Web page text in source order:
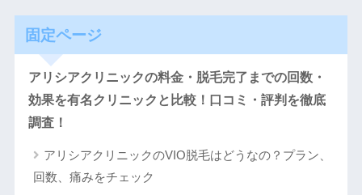
固定ページ
アリシアクリニックの料金・脱毛完了までの回数・
効果を有名クリニックと比較！口コミ・評判を徹底
調査！
アリシアクリニックのVIO脱毛はどうなの？プラン、
回数、痛みをチェック